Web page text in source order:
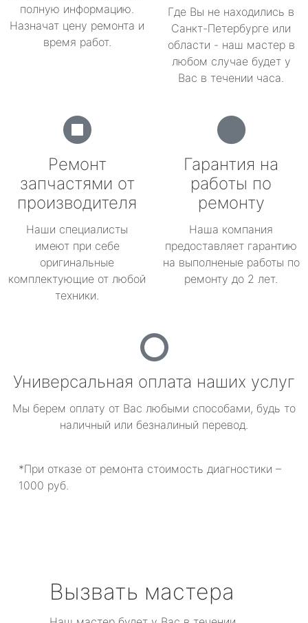
полную информацию.
Назначат цену ремонта и
время работ.
Где Вы не находились в
Санкт-Петербурге или
области - наш мастер в
любом случае будет у
Вас в течении часа.
Ремонт
запчастями от
производителя
Наши специалисты
имеют при себе
оригинальные
комплектующие от любой
техники.
Гарантия на
работы по
ремонту
Наша компания
предоставляет гарантию
на выполненые работы по
ремонту до 2 лет.
Универсальная оплата наших услуг
Мы берем оплату от Вас любыми способами, будь то
наличный или безналиный перевод.
*При отказе от ремонта стоимость диагностики –
1000 руб.
Вызвать мастера